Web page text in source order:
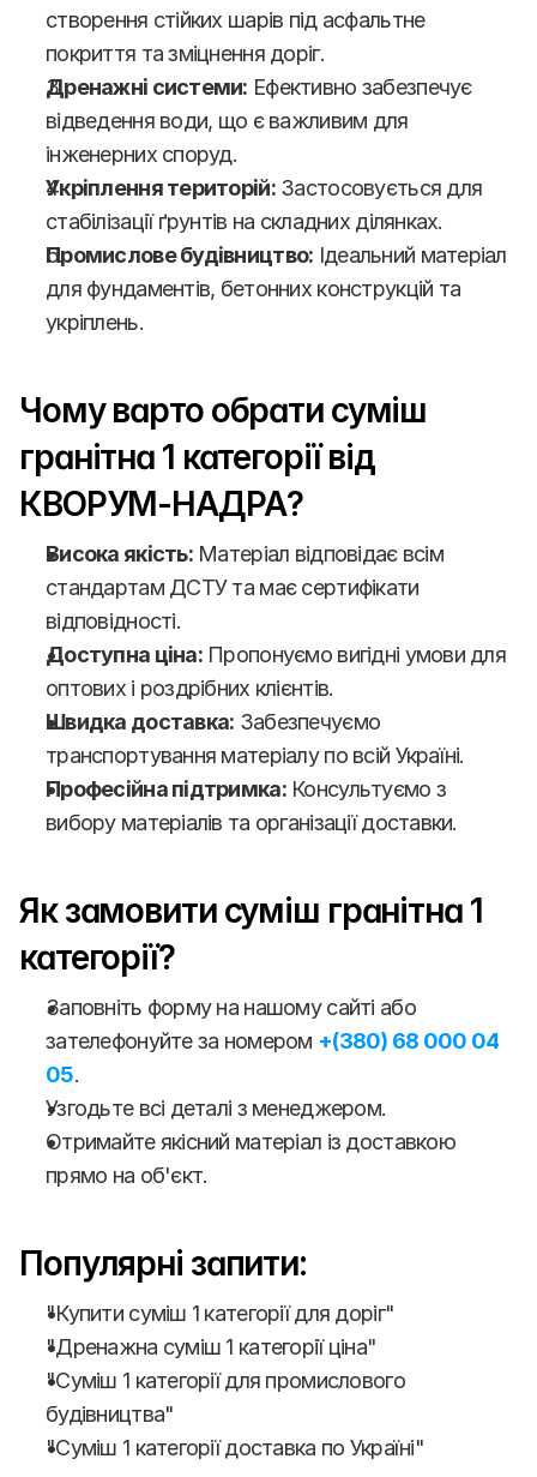
створення стійких шарів під асфальтне
покриття та зміцнення доріг.
Дренажні системи: Ефективно забезпечує
відведення води, що є важливим для
інженерних споруд.
Укріплення територій: Застосовується для
стабілізації ґрунтів на складних ділянках.
Промислове будівництво: Ідеальний матеріал
для фундаментів, бетонних конструкцій та
укріплень.
Чому варто обрати суміш
гранітна 1 категорії від
КВОРУМ-НАДРА?
Висока якість: Матеріал відповідає всім
стандартам ДСТУ та має сертифікати
відповідності.
Доступна ціна: Пропонуємо вигідні умови для
оптових і роздрібних клієнтів.
Швидка доставка: Забезпечуємо
транспортування матеріалу по всій Україні.
Професійна підтримка: Консультуємо з
вибору матеріалів та організації доставки.
Як замовити суміш гранітна 1
категорії?
Заповніть форму на нашому сайті або
зателефонуйте за номером +(380) 68 000 04
05.
Узгодьте всі деталі з менеджером.
Отримайте якісний матеріал із доставкою
прямо на об'єкт.
Популярні запити:
"Купити суміш 1 категорії для доріг"
"Дренажна суміш 1 категорії ціна"
"Суміш 1 категорії для промислового
будівництва"
"Суміш 1 категорії доставка по Україні"